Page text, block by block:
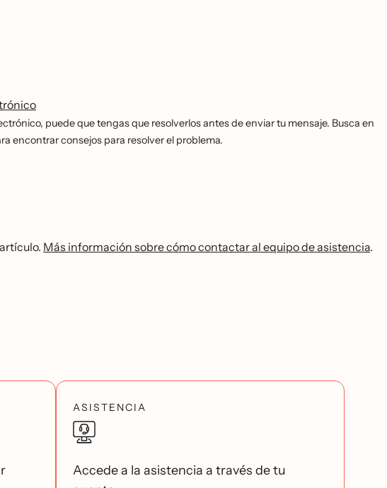
puede que tengas que resolverlos antes de enviar tu mensaje. Busca en
encontrar consejos para resolver el problema.
Más información sobre cómo contactar al equipo de asistencia.
ASISTENCIA
Accede a la asistencia a través de tu